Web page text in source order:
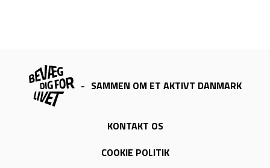
- SAMMEN OM ET AKTIVT DANMARK
KONTAKT OS
COOKIE POLITIK